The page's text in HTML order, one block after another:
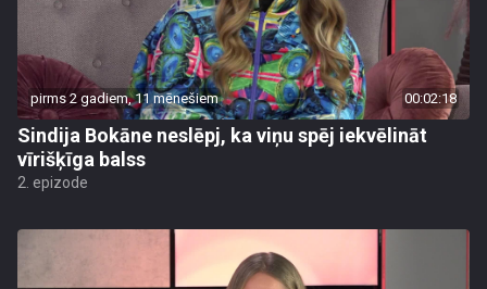
pirms 2 gadiem, 11 mēnešiem 00:02:18
Sindija Bokāne neslēpj, ka viņu spēj iekvēlināt
vīrišķīga balss
2. epizode